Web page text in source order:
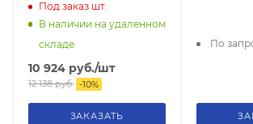
70/2/8
Под заказ шт.
В наличии на удаленном
складе
10 924 руб./шт
12 138руб. -10%
ЗАКАЗАТЬ
По